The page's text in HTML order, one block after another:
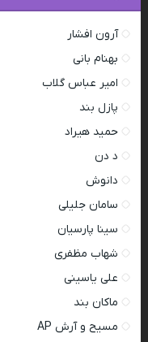
آرون افشار
بهنام بانی
امیر عباس گلاب
پازل بند
حمید هیراد
د دن
دانوش
سامان جلیلی
سینا پارسیان
شهاب مظفری
علی یاسینی
ماکان بند
مسیح و آرش AP